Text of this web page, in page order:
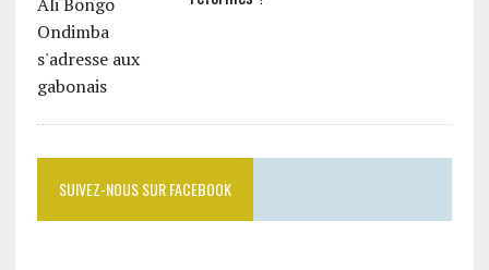
SUIVEZ-NOUS SUR FACEBOOK